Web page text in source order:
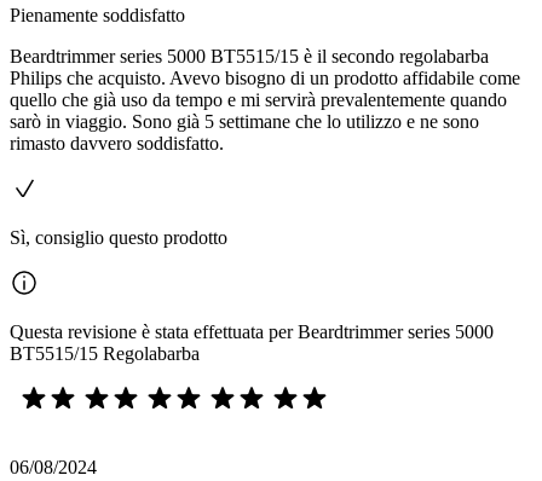
Pienamente soddisfatto
Beardtrimmer series 5000 BT5515/15 è il secondo regolabarba
Philips che acquisto. Avevo bisogno di un prodotto affidabile come
quello che già uso da tempo e mi servirà prevalentemente quando
sarò in viaggio. Sono già 5 settimane che lo utilizzo e ne sono
rimasto davvero soddisfatto.
Sì, consiglio questo prodotto
Questa revisione è stata effettuata per Beardtrimmer series 5000
BT5515/15 Regolabarba
06/08/2024